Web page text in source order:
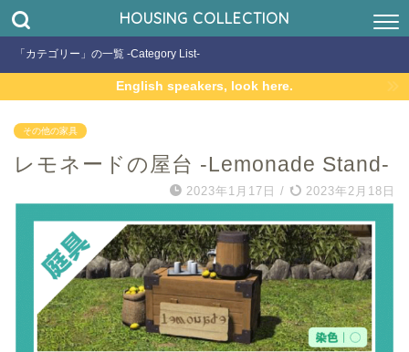
HOUSING COLLECTION
「カテゴリー」の一覧 -Category List-
English speakers, look here.
その他の家具
レモネードの屋台 -Lemonade Stand-
2023年1月17日 / 2023年2月18日